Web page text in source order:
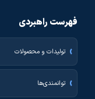
فهرست راهبردی
تولیدات و محصولات
توانمندی‌ها